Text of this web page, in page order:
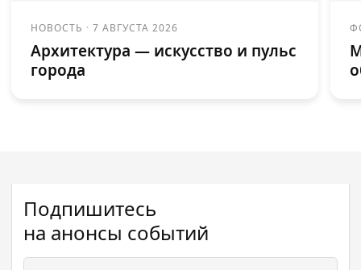
НОВОСТЬ ·7 АВГУСТА 2026
Архитектура — искусство и пульс
города
Подпишитесь
на анонсы событий